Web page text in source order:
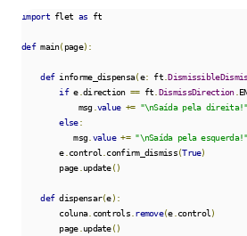
import flet as ft
def main(page):
def informe_dispensa(e: ft .
if e. direction == ft DismissDirection.
            msg
. value += "\nSaída pela direita!"
else:
           msg
. value += "\nSaída pela esquerda!"
        e
. control confirm_dismiss(True)
        page
. update()
def dispensar(e):
        coluna
. controls. remove(e. control )
        page
. update()